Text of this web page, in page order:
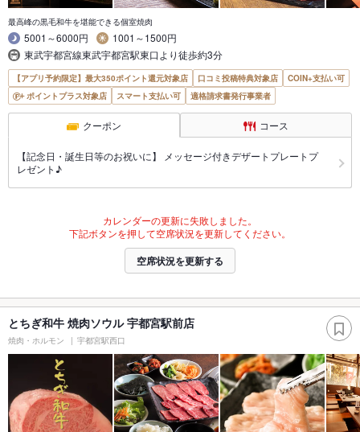
最高峰の黒毛和牛を堪能できる個室焼肉
5001～6000円
1001～1500円
東武宇都宮線東武宇都宮駅東口より徒歩約3分
【アプリ予約限定】最大350ポイント還元対象店 口コミ投稿特典対象店
COIN+支払い可
ポイントプラス対象店
スマート支払い可 適格請求書発行事業者
クーポン コース
【記念日・誕生日等のお祝いに】 メッセージ付きデザートプレートプ
レゼント♪
カレンダーの更新に失敗しました。
下記ボタンを押して空席状況を更新してください。
空席状況を更新する
とちぎ和牛 焼肉ソウル 宇都宮駅前店
焼肉・ホルモン 宇都宮駅西口